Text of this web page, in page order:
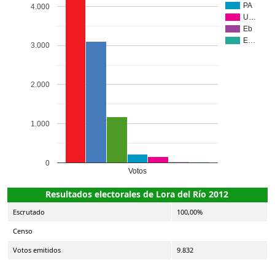
PA
U…
Eb
E…
Votos
0
1.000
2.000
3.000
4.000
Resultados electorales de Lora del Río 2012
Escrutado 100,00%
Censo
Votos emitidos 9.832